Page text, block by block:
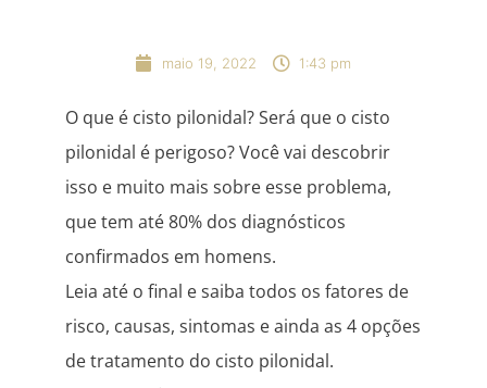
maio 19, 2022 1:43 pm
O que é cisto pilonidal? Será que o cisto
pilonidal é perigoso? Você vai descobrir
isso e muito mais sobre esse problema,
que tem até 80% dos diagnósticos
confirmados em homens.
Leia até o final e saiba todos os fatores de
risco, causas, sintomas e ainda as 4 opções
de tratamento do cisto pilonidal.